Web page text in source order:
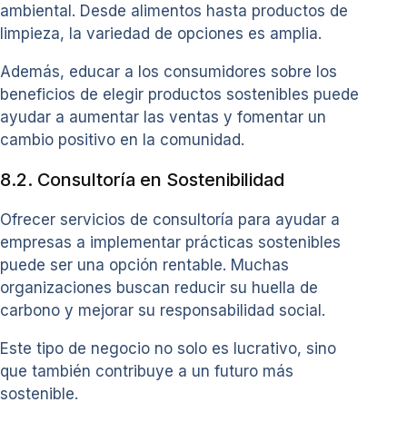
ambiental. Desde alimentos hasta productos de
limpieza, la variedad de opciones es amplia.
Además, educar a los consumidores sobre los
beneficios de elegir productos sostenibles puede
ayudar a aumentar las ventas y fomentar un
cambio positivo en la comunidad.
8.2. Consultoría en Sostenibilidad
Ofrecer servicios de consultoría para ayudar a
empresas a implementar prácticas sostenibles
puede ser una opción rentable. Muchas
organizaciones buscan reducir su huella de
carbono y mejorar su responsabilidad social.
Este tipo de negocio no solo es lucrativo, sino
que también contribuye a un futuro más
sostenible.